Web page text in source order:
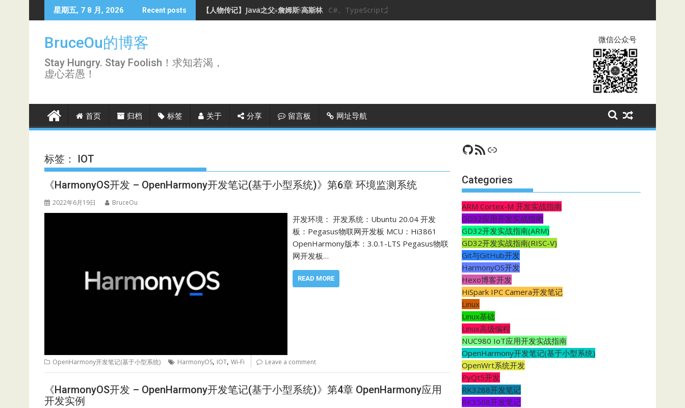
to
星期五, 7 8 月, 2026 Recent posts 【人物传记】Java之父-詹姆斯·高斯林
BruceOu的博客
Stay Hungry. Stay Foolish！求知若渴，
虚心若愚！
微信公众号
首页 归档 标签 关于 分享 留言板 网址导航
标签： IOT
《HarmonyOS开发 – OpenHarmony开发笔记(基于小型系统)》第6章 环境监测系统
2022年6月19日 BruceOu
开发环境： 开发系统：Ubuntu 20.04 开发
板：Pegasus物联网开发板 MCU：Hi3861
OpenHarmony版本：3.0.1-LTS Pegasus物联
网开发板…
READ MORE
OpenHarmony开发笔记(基于小型系统) HarmonyOS, IOT, Wi-Fi Leave a comment
《HarmonyOS开发 – OpenHarmony开发笔记(基于小型系统)》第4章 OpenHarmony应用
开发实例
GitHub
RSS FeedCSDN
Categories
ARM Cortex-M 开发实战指南
GD32应用开发实战指南
GD32开发实战指南(ARM)
GD32开发实战指南(RISC-V)
Git与GitHub开发
HarmonyOS开发
Hexo博客开发
HiSpark IPC Camera开发笔记
Linux
Linux基础
Linux高级编程
NUC980 IoT应用开发实战指南
OpenHarmony开发笔记(基于小型系统)
OpenWrt系统开发
PyQt5开发
RK3288开发笔记
RK3568开发笔记